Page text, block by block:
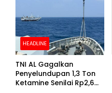
HEADLINE
TNI AL Gagalkan
Penyelundupan 1,3 Ton
Ketamine Senilai Rp2,6